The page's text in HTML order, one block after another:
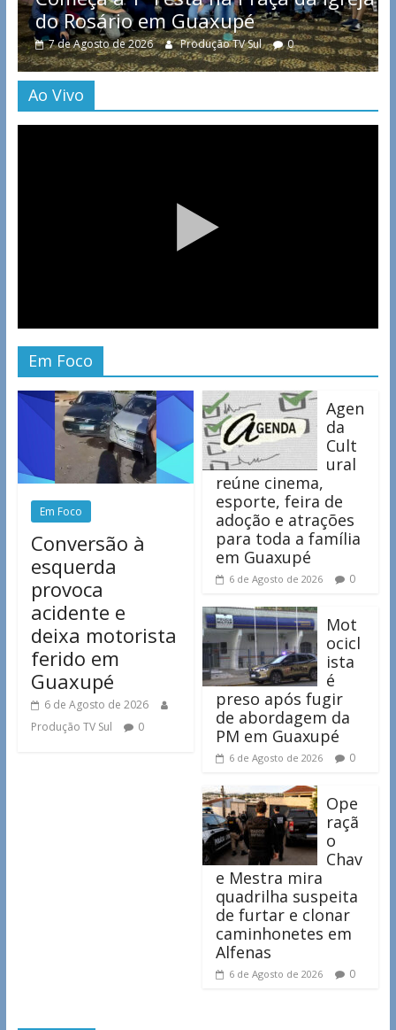
do Rosário em Guaxupé
7 de Agosto de 2026 Produção TV Sul 0
Ao Vivo
Em Foco
Em Foco
Conversão à
esquerda
provoca
acidente e
deixa motorista
ferido em
Guaxupé
6 de Agosto de 2026
Produção TV Sul
0
Agen
da
Cult
ural
reúne cinema,
esporte, feira de
adoção e atrações
para toda a família
em Guaxupé
6 de Agosto de 2026 0
Mot
ocicl
ista
é
preso após fugir
de abordagem da
PM em Guaxupé
6 de Agosto de 2026 0
Ope
raçã
o
Chav
e Mestra mira
quadrilha suspeita
de furtar e clonar
caminhonetes em
Alfenas
6 de Agosto de 2026 0